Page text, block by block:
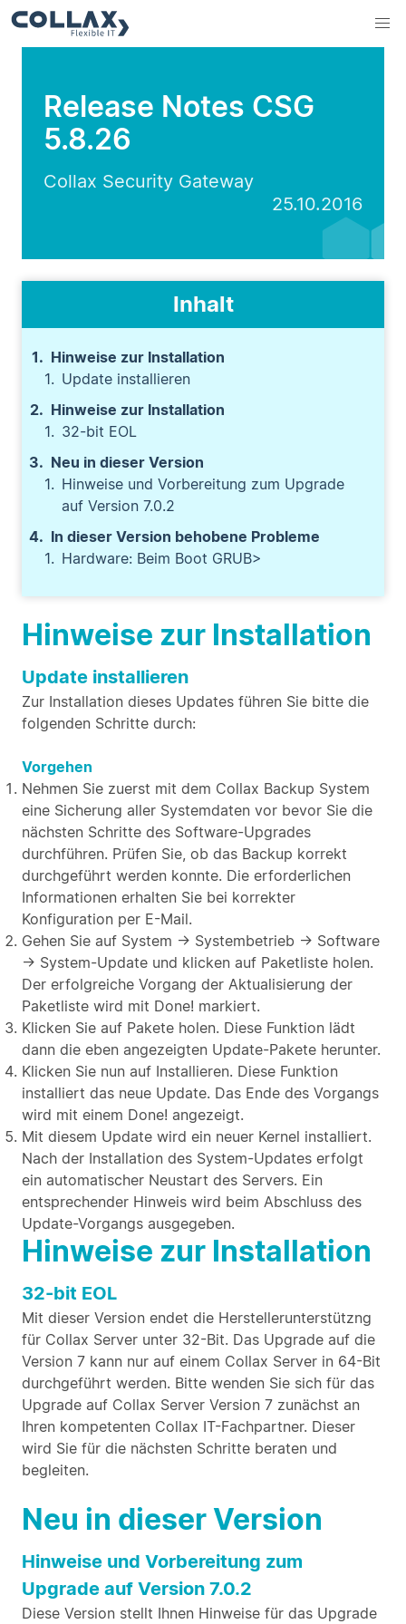
Release Notes CSG
5.8.26
Collax Security Gateway
25.10.2016
Hinweise zur Installation
Update installieren
Zur Installation dieses Updates führen Sie bitte die
folgenden Schritte durch:
Vorgehen
Nehmen Sie zuerst mit dem Collax Backup System
eine Sicherung aller Systemdaten vor bevor Sie die
nächsten Schritte des Software-Upgrades
durchführen. Prüfen Sie, ob das Backup korrekt
durchgeführt werden konnte. Die erforderlichen
Informationen erhalten Sie bei korrekter
Konfiguration per E-Mail.
Gehen Sie auf System → Systembetrieb → Software
→ System-Update und klicken auf Paketliste holen.
Der erfolgreiche Vorgang der Aktualisierung der
Paketliste wird mit Done! markiert.
Klicken Sie auf Pakete holen. Diese Funktion lädt
dann die eben angezeigten Update-Pakete herunter.
Klicken Sie nun auf Installieren. Diese Funktion
installiert das neue Update. Das Ende des Vorgangs
wird mit einem Done! angezeigt.
Mit diesem Update wird ein neuer Kernel installiert.
Nach der Installation des System-Updates erfolgt
ein automatischer Neustart des Servers. Ein
entsprechender Hinweis wird beim Abschluss des
Update-Vorgangs ausgegeben.
Hinweise zur Installation
32-bit EOL
Mit dieser Version endet die Herstellerunterstützng
für Collax Server unter 32-Bit. Das Upgrade auf die
Version 7 kann nur auf einem Collax Server in 64-Bit
durchgeführt werden. Bitte wenden Sie sich für das
Upgrade auf Collax Server Version 7 zunächst an
Ihren kompetenten Collax IT-Fachpartner. Dieser
wird Sie für die nächsten Schritte beraten und
begleiten.
Neu in dieser Version
Hinweise und Vorbereitung zum
Upgrade auf Version 7.0.2
Diese Version stellt Ihnen Hinweise für das Upgrade
Inhalt
Hinweise zur Installation
Update installieren
Hinweise zur Installation
32-bit EOL
Neu in dieser Version
Hinweise und Vorbereitung zum Upgrade
auf Version 7.0.2
In dieser Version behobene Probleme
Hardware: Beim Boot GRUB>